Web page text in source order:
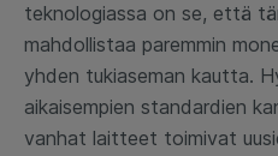
teknologiassa on se, että
mahdollistaa paremmin
yhden tukiaseman kautta.
aikaisempien standardien
vanhat laitteet toimivat